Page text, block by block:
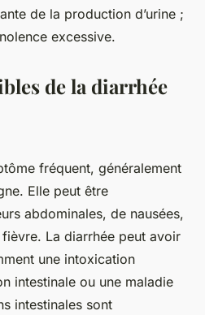
de la production d’urine ;
excessive.
de la diarrhée
fréquent, généralement
Elle peut être
abdominales, de nausées,
La diarrhée peut avoir
une intoxication
intestinale ou une maladie
intestinales sont